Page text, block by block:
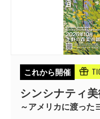
これから開催
シンシナティ
～アメリカに渡った